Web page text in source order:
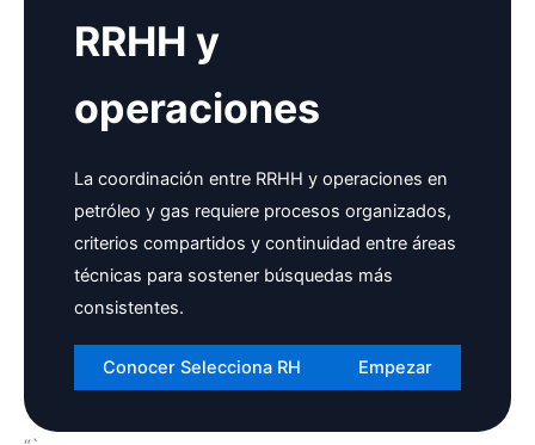
RRHH y
operaciones
La coordinación entre RRHH y operaciones en
petróleo y gas requiere procesos organizados,
criterios compartidos y continuidad entre áreas
técnicas para sostener búsquedas más
consistentes.
Conocer Selecciona RH Empezar